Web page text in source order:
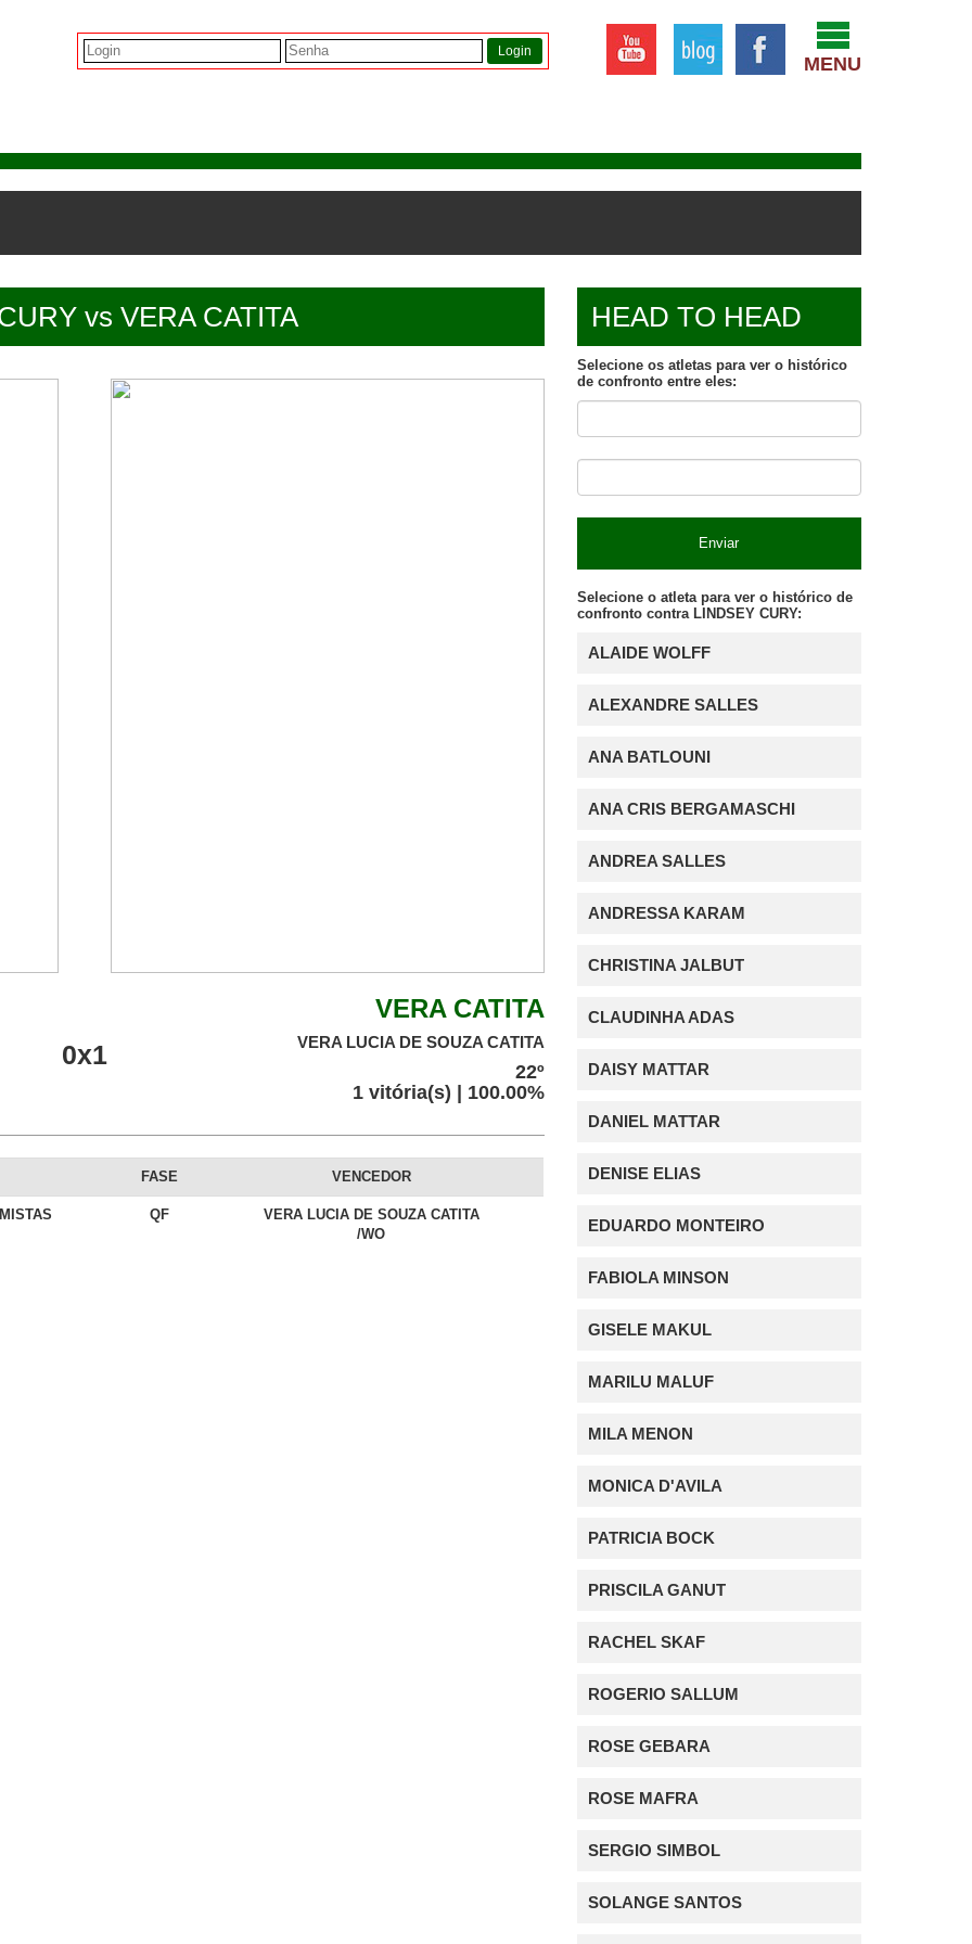
MENU
Login
vs VERA CATITA
VERA CATITA
VERA LUCIA DE SOUZA CATITA
22º
1 vitória(s) | 100.00%
0x1
FASE VENCEDOR
QF
VERA LUCIA DE SOUZA CATITA
/WO
HEAD TO HEAD
Selecione os atletas para ver o histórico
de confronto entre eles:
Enviar
Selecione o atleta para ver o histórico de
confronto contra LINDSEY CURY:
ALAIDE WOLFF
ALEXANDRE SALLES
ANA BATLOUNI
ANA CRIS BERGAMASCHI
ANDREA SALLES
ANDRESSA KARAM
CHRISTINA JALBUT
CLAUDINHA ADAS
DAISY MATTAR
DANIEL MATTAR
DENISE ELIAS
EDUARDO MONTEIRO
FABIOLA MINSON
GISELE MAKUL
MARILU MALUF
MILA MENON
MONICA D'AVILA
PATRICIA BOCK
PRISCILA GANUT
RACHEL SKAF
ROGERIO SALLUM
ROSE GEBARA
ROSE MAFRA
SERGIO SIMBOL
SOLANGE SANTOS